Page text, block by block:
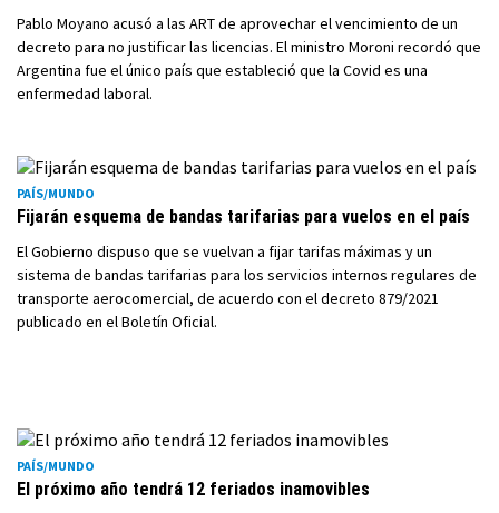
Pablo Moyano acusó a las ART de aprovechar el vencimiento de un
decreto para no justificar las licencias. El ministro Moroni recordó que
Argentina fue el único país que estableció que la Covid es una
enfermedad laboral.
PAÍS/MUNDO
Fijarán esquema de bandas tarifarias para vuelos en el país
El Gobierno dispuso que se vuelvan a fijar tarifas máximas y un
sistema de bandas tarifarias para los servicios internos regulares de
transporte aerocomercial, de acuerdo con el decreto 879/2021
publicado en el Boletín Oficial.
PAÍS/MUNDO
El próximo año tendrá 12 feriados inamovibles